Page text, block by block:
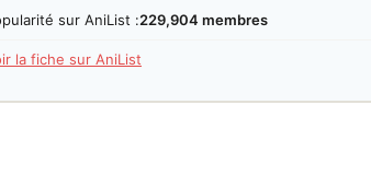
sur AniList :229,904 membres
la fiche sur AniList